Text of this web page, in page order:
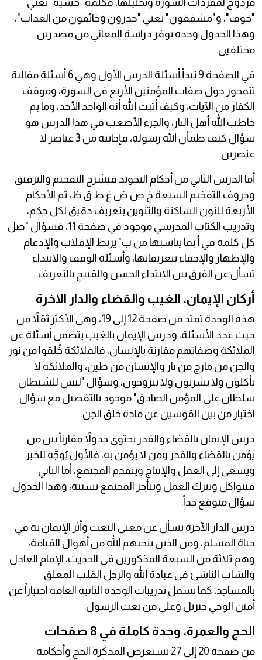
"خوف"، و"مشفقون" تعني "حذرون وخائفون من العذاب"،
وهذا الجدول وحده يوفر دراسة المعاني من مصدرين
مختلفين.
في الصفحة 9 تبدأ أسئلة الدرس الأول وهي 6 أسئلة مقالية
تتمحور حول صفات المؤمنين الأربع في السورة، وموقف
الكفار من الآيات، وكيف أثبت الله أنه الواحد الأحد، وما بم
خاطب الله أهل النار، والجزء الأصعب في هذا الدرس هو
سؤال كيف طمأن الله رسوله، فإجابته من 3 عناصر لا
عنصرين.
أما الدرس الثاني من أحكام التجويد فيشرح التفخيم والترقيق
وحروف التفخيم السبعة خ ص ض غ ط ق ظ، ثم الأحكام
الأربعة للنون الساكنة والتنوين بتعريف دقيق لكل حكم،
وتدريب الكتاب المدرسي موجود في صفحة 11، فسؤال "صل
كل كلمة في أ بما يناسبها من ب" يربط الإقلاب والإدغام
والإظهار والإخفاء بتعريفاتها، وأسئلة الوقف والابتداء
تسأل عن الفرق بين الابتداء الحسن والقبيح بالتعريف.
أركان الإيمان، الغيب والقضاء والدار الآخرة
هذه الوحدة تمتد من صفحة 12 إلى 19، وهي الأكثر ثقلاً من
حيث عدد الأسئلة، ودرس الإيمان بالغيب يتضمن أسئلة عن
الملائكة وصفاتهم مقارنة بالإنسان، فالملائكة خُلقوا من نور
والجن من مارج من نار والإنسان من طين، والملائكة لا
يأكلون ولا يشربون ولا يتزوجون، وسؤال "ليس للشيطان
سلطان على المؤمن الصادق" موجود بالتفصيل مع سؤال
اختيار من بين القوسين عن مادة خلق الجن.
درس الإيمان بالقضاء والقدر يحتوي جدولاً مقارناً بين من
يؤمن بالقضاء والقدر ومن لا يؤمن به، فالأول يُوجَّه للخير
ويسعى إلى العمل والإنتاج ويتقدم المجتمع، أما الثاني
فيتواكل ويترك العمل ويتأخر المجتمع بسببه، وهذا الجدول
سؤال متوقع جداً.
درس الدار الآخرة يسأل عن معنى البعث وأثر الإيمان به في
حياة المسلم، ومن الذين ينجيهم الله من أهوال القيامة،
وهم ثلاثة من السبعة المذكورين في الحديث، الإمام العادل
والشاب الناشئ في عبادة الله والرجل القلب المعلق
بالمساجد، كما تشمل تدريبات الوحدة الثانية العامة اختياراً عن
أمين الوحي جبريل وعلى من بعث الرسول.
الحج والعمرة، وحدة كاملة في 8 صفحات
من صفحة 20 إلى 27 تستعرض المذكرة الحج وأحكامه